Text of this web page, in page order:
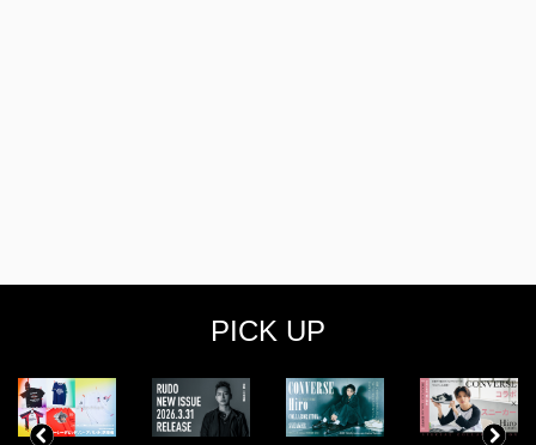
PICK UP